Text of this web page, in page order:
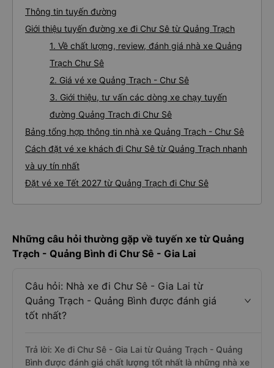
Thông tin tuyến đường
Giới thiệu tuyến đường xe đi Chư Sê từ Quảng Trạch
1. Về chất lượng, review, đánh giá nhà xe Quảng
Trạch Chư Sê
2. Giá vé xe Quảng Trạch - Chư Sê
3. Giới thiệu, tư vấn các dòng xe chạy tuyến
đường Quảng Trạch đi Chư Sê
Bảng tổng hợp thông tin nhà xe Quảng Trạch - Chư Sê
Cách đặt vé xe khách đi Chư Sê từ Quảng Trạch nhanh
và uy tín nhất
Đặt vé xe Tết 2027 từ Quảng Trạch đi Chư Sê
Những câu hỏi thường gặp về tuyến xe từ Quảng
Trạch - Quảng Bình đi Chư Sê - Gia Lai
Câu hỏi: Nhà xe đi Chư Sê - Gia Lai từ
Quảng Trạch - Quảng Bình được đánh giá
tốt nhất?
Trả lời: Xe đi Chư Sê - Gia Lai từ Quảng Trạch - Quảng
Bình được đánh giá chất lượng tốt nhất là những nhà xe